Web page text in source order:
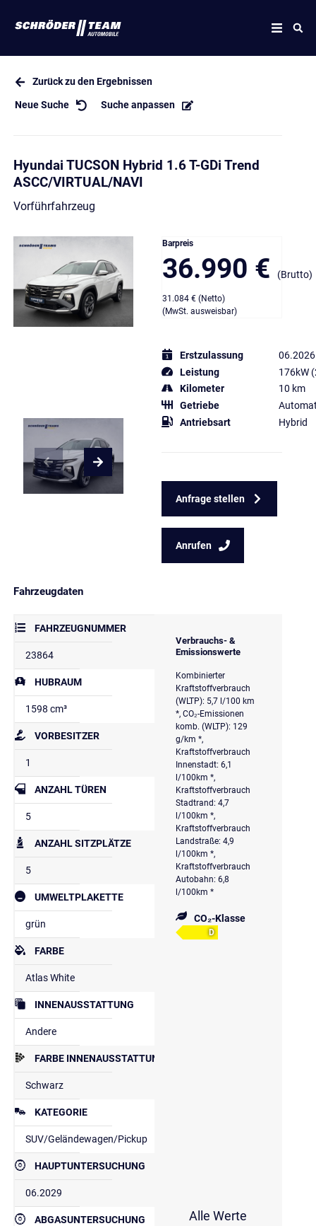
Zurück zu den Ergebnissen
Neue Suche Suche anpassen
Hyundai TUCSON Hybrid 1.6 T-GDi Trend
ASCC/VIRTUAL/NAVI
Vorführfahrzeug
Barpreis
36.990 € (Brutto)
31.084 € (Netto)
(MwSt. ausweisbar)
Erstzulassung
06.2026
Leistung
176kW
Kilometer
10 km
Getriebe
Antriebsart
Hybrid
Anfrage stellen
Anrufen
Fahrzeugdaten
FAHRZEUGNUMMER
23864
HUBRAUM
1598 cm³
VORBESITZER
1
ANZAHL TÜREN
5
ANZAHL SITZPLÄTZE
5
UMWELTPLAKETTE
grün
FARBE
Atlas White
INNENAUSSTATTUNG
Andere
FARBE INNENAUSSTATTUNG
Schwarz
KATEGORIE
SUV/Geländewagen/Pickup
HAUPTUNTERSUCHUNG
06.2029
ABGASUNTERSUCHUNG
Verbrauchs- &
Emissionswerte
Kombinierter
Kraftstoffverbrauch
(WLTP): 5,7 l/100 km
*, CO₂-Emissionen
komb. (WLTP): 129
g/km *,
Kraftstoffverbrauch
Innenstadt: 6,1
l/100km *,
Kraftstoffverbrauch
Stadtrand: 4,7
l/100km *,
Kraftstoffverbrauch
Landstraße: 4,9
l/100km *,
Kraftstoffverbrauch
Autobahn: 6,8
l/100km *
CO₂-Klasse
D
Alle Werte